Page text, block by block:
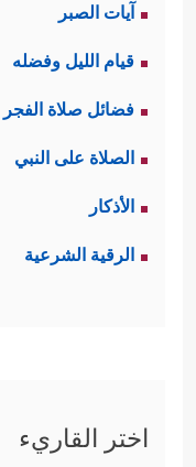
آيات الصبر
قيام الليل وفضله
فضائل صلاة الفجر
الصلاة على النبي
الأذكار
الرقية الشرعية
اختر القاريء